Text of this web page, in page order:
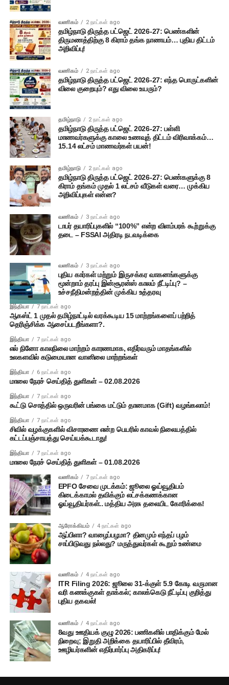
வணிகம் 2 நாட்கள் ago
தமிழ்நாடு திருத்த பட்ஜெட் 2026-27: பெண்களின்
திருமணத்திற்கு 8 கிராம் தங்க நாணயம்… புதிய திட்டம்
அறிவிப்பு!
வணிகம் 2 நாட்கள் ago
தமிழ்நாடு திருத்த பட்ஜெட் 2026-27: எந்த பொருட்களின்
விலை குறையும்? எது விலை உயரும்?
தமிழ்நாடு 2 நாட்கள் ago
தமிழ்நாடு திருத்த பட்ஜெட் 2026-27: பள்ளி
மாணவர்களுக்கு காலை உணவுத் திட்டம் விரிவாக்கம்…
15.14 லட்சம் மாணவர்கள் பயன்!
தமிழ்நாடு 2 நாட்கள் ago
தமிழ்நாடு திருத்த பட்ஜெட் 2026-27: பெண்களுக்கு 8
கிராம் தங்கம் முதல் 1 லட்சம் வீடுகள் வரை… முக்கிய
அறிவிப்புகள் என்ன?
வணிகம் 3 நாட்கள் ago
டாபர் தயாரிப்புகளில் “100%” என்ற விளம்பரக் கூற்றுக்கு
தடை – FSSAI அதிரடி நடவடிக்கை
வணிகம் 3 நாட்கள் ago
புதிய கார்கள் மற்றும் இருசக்கர வாகனங்களுக்கு
மூன்றாம் தரப்பு இன்சூரன்ஸ் காலம் நீட்டிப்பு? –
உச்சநீதிமன்றத்தின் முக்கிய உத்தரவு
இந்தியா 7 நாட்கள் ago
ஆகஸ்ட் 1 முதல் தமிழ்நாட்டில் வரக்கூடிய 15 மாற்றங்களைப் பற்றித்
தெரிஞ்சிக்க ஆசைப்படறீங்களா?.
இந்தியா 7 நாட்கள் ago
எல் நினோ காலநிலை மாற்றம் காரணமாக, எதிர்வரும் மாதங்களில்
உலகளவில் கடுமையான வானிலை மாற்றங்கள்
இந்தியா 6 நாட்கள் ago
மாலை நேரச் செய்தித் துளிகள் – 02.08.2026
இந்தியா 7 நாட்கள் ago
கூட்டு சொத்தில் ஒருவரின் பங்கை மட்டும் தானமாக (Gift) வழங்கலாம்!
இந்தியா 7 நாட்கள் ago
சிவில் வழக்குகளில் விசாரணை என்ற பெயரில் காவல் நிலையத்தில்
கட்டப்பஞ்சாயத்து செய்யக்கூடாது!
இந்தியா 7 நாட்கள் ago
மாலை நேரச் செய்தித் துளிகள் – 01.08.2026
வணிகம் 7 நாட்கள் ago
EPFO சேவை முடக்கம்: ஜூலை ஓய்வூதியம்
கிடைக்காமல் தவிக்கும் லட்சக்கணக்கான
ஓய்வூதியர்கள்.. மத்திய அரசு தலையிட கோரிக்கை!
ஆரோக்கியம் 4 நாட்கள் ago
ஆப்பிளா? வாழைப்பழமா? தினமும் எந்தப் பழம்
சாப்பிடுவது நல்லது? மருத்துவர்கள் கூறும் உண்மை
வணிகம் 4 நாட்கள் ago
ITR Filing 2026: ஜூலை 31-க்குள் 5.9 கோடி வருமான
வரி கணக்குகள் தாக்கல்; காலக்கெடு நீட்டிப்பு குறித்து
புதிய தகவல்!
வணிகம் 4 நாட்கள் ago
8வது ஊதியக் குழு 2026: பணிகளில் பாதிக்கும் மேல்
நிறைவு; இறுதி அறிக்கை தயாரிப்பில் தீவிரம்,
ஊழியர்களின் எதிர்பார்ப்பு அதிகரிப்பு!